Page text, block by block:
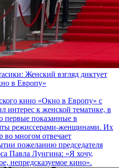
Женский взгляд диктует
в Европу»
кино «Окно в Европу» с
интерес к женской тематике, в
первые показанные в
режиссерами-женщинами. Их
во многом отвечает
пожеланию председателя
Павла Лунгина: «Я хочу,
непредсказуемое кино».